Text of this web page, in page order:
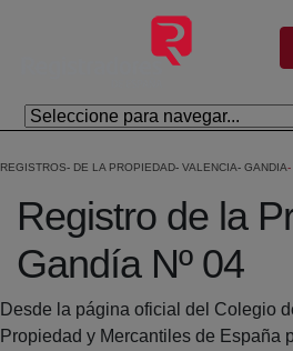
Eduki nagusira joan
REGISTROS DE LA PROPIEDAD VALENCIA GANDIA
Registro de la
Gandía Nº 04
Desde la página oficial del Colegio
Propiedad y Mercantiles de España